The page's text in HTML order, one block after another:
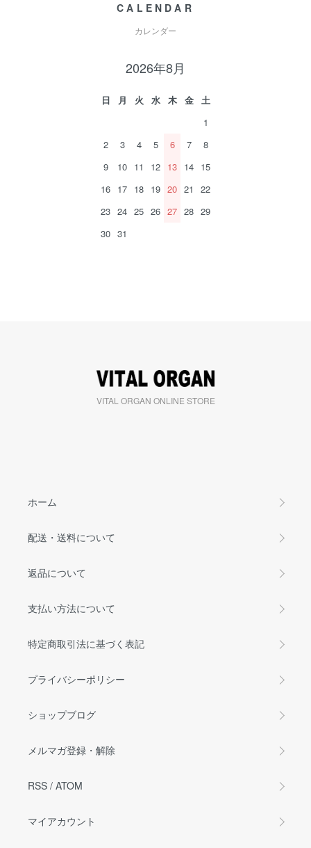
CALENDAR
カレンダー
2026年8月
日 月 火 水 木 金
土
1
2
3 4 5 6 7
8
9
10 11 12 13 14 15
16 17 18 19 20 21
22
23 24 25 26 27 28 29
30 31
VITAL ORGAN ONLINE STORE
ホーム
配送・送料について
返品について
支払い方法について
特定商取引法に基づく表記
プライバシーポリシー
ショップブログ
メルマガ登録・解除
RSS / ATOM
マイアカウント